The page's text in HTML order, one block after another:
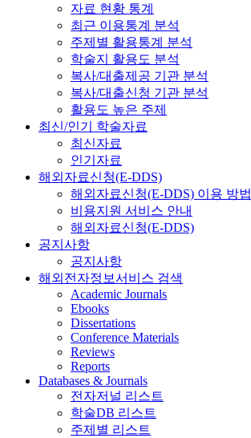
자료 현황 통계
최근 이용통계 분석
주제별 활용통계 분석
학술지 활용도 분석
복사/대출제공 기관 분석
복사/대출신청 기관 분석
활용도 높은 주제
최신/인기 학술자료
최신자료
인기자료
해외자료신청(E-DDS)
해외자료신청(E-DDS) 이용 방법
비용지원 서비스 안내
해외자료신청(E-DDS)
공지사항
공지사항
해외전자정보서비스 검색
Academic Journals
Ebooks
Dissertations
Conference Materials
Reviews
Reports
Databases & Journals
전자저널 리스트
학술DB 리스트
주제별 리스트